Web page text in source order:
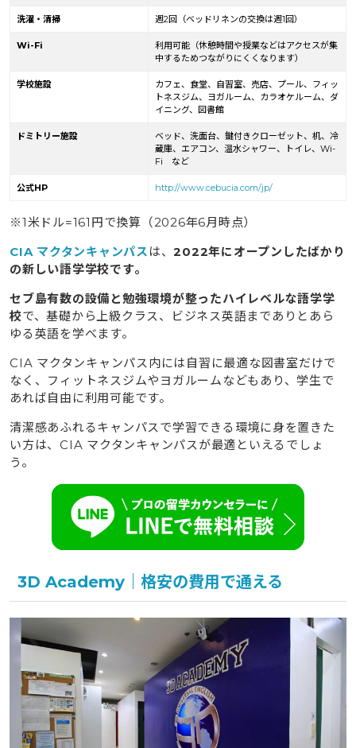
洗濯・清掃 週2回（ベッドリネンの交換は週1回）
Wi-Fi
利用可能（休憩時間や授業などはアクセスが集
中するためつながりにくくなります）
学校施設
カフェ、食堂、自習室、売店、プール、フィッ
トネスジム、ヨガルーム、カラオケルーム、ダ
イニング、図書館
ドミトリー施設
ベッド、洗面台、鍵付きクローゼット、机、冷
蔵庫、エアコン、温水シャワー、トイレ、Wi-
Fi など
公式HP http://www.cebucia.com/jp/
※1米ドル=161円で換算（2026年6月時点）
CIA マクタンキャンパス は、2022年にオープンしたばかり
の新しい語学学校です。
セブ島有数の設備と勉強環境が整ったハイレベルな語学学
校で、基礎から上級クラス、ビジネス英語までありとあら
ゆる英語を学べます。
CIA マクタンキャンパス内には自習に最適な図書室だけで
なく、フィットネスジムやヨガルームなどもあり、学生で
あれば自由に利用可能です。
清潔感あふれるキャンパスで学習できる環境に身を置きた
い方は、CIA マクタンキャンパスが最適といえるでしょ
う。
3D Academy｜格安の費用で通える